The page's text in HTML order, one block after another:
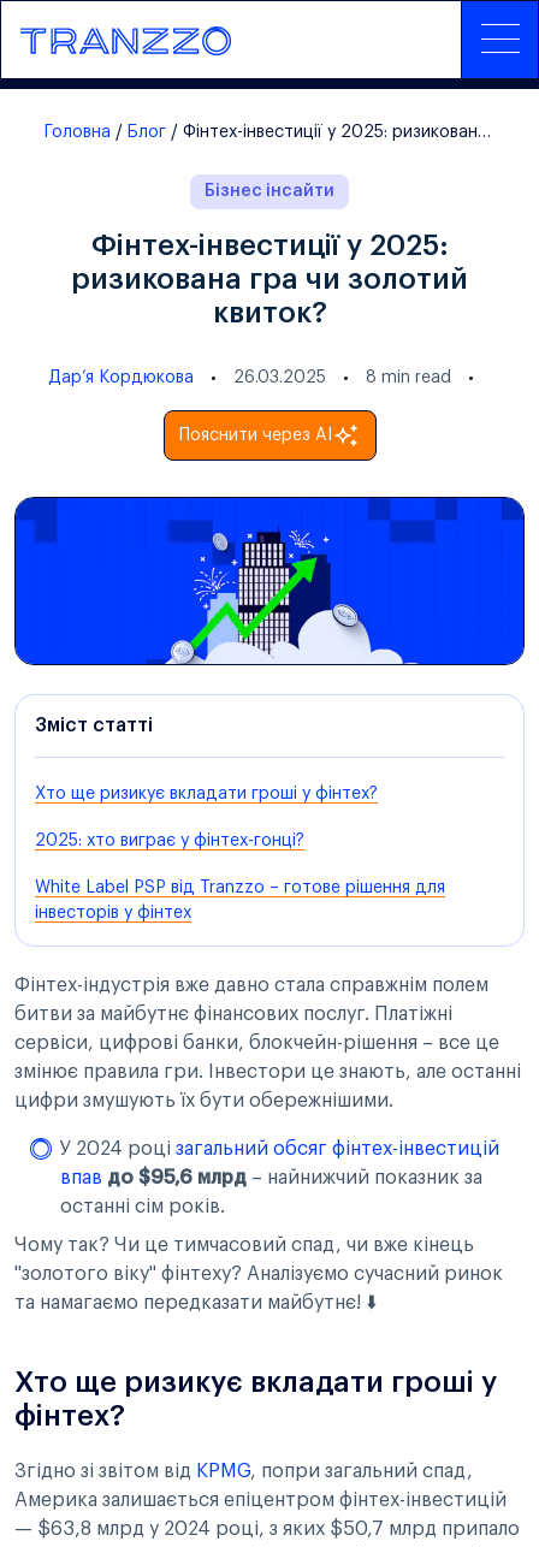
Головна Блог Фінтех-інвестиції у 2025: ризикована гра чи золотий квиток?
Бізнес інсайти
Фінтех-інвестиції у 2025:
ризикована гра чи золотий
квиток?
Дарʼя Кордюкова 26.03.2025 8 min read
Пояснити через AI
Зміст статті
Хто ще ризикує вкладати гроші у фінтех?
2025: хто виграє у фінтех-гонці?
White Label PSP від Tranzzo – готове рішення для
інвесторів у фінтех
Фінтех-індустрія вже давно стала справжнім полем
битви за майбутнє фінансових послуг. Платіжні
сервіси, цифрові банки, блокчейн-рішення – все це
змінює правила гри. Інвестори це знають, але останні
цифри змушують їх бути обережнішими.
У 2024 році загальний обсяг фінтех-інвестицій
впав до $95,6 млрд – найнижчий показник за
останні сім років.
Чому так? Чи це тимчасовий спад, чи вже кінець
"золотого віку" фінтеху? Аналізуємо сучасний ринок
та намагаємо передказати майбутнє! ⬇️
Хто ще ризикує вкладати гроші у
фінтех?
Згідно зі звітом від KPMG, попри загальний спад,
Америка залишається епіцентром фінтех-інвестицій
— $63,8 млрд у 2024 році, з яких $50,7 млрд припало